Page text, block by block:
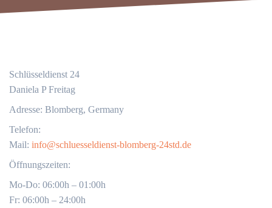
Schlüsseldienst 24
Daniela P Freitag
Adresse: Blomberg, Germany
Telefon:
Mail: info@schluesseldienst-blomberg-24std.de
Öffnungszeiten:
Mo-Do: 06:00h – 01:00h
Fr: 06:00h – 24:00h